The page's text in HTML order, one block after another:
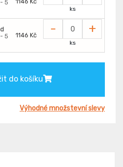
5
ks
5
1146 Kč - +
ks
do košíku
Výhodné množstevní slevy